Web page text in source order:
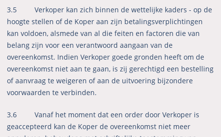
3.5 Verkoper kan zich binnen de wettelijke kaders - op de
hoogte stellen of de Koper aan zijn betalingsverplichtingen
kan voldoen, alsmede van al die feiten en factoren die van
belang zijn voor een verantwoord aangaan van de
overeenkomst. Indien Verkoper goede gronden heeft om de
overeenkomst niet aan te gaan, is zij gerechtigd een bestelling
of aanvraag te weigeren of aan de uitvoering bijzondere
voorwaarden te verbinden.
3.6 Vanaf het moment dat een order door Verkoper is
geaccepteerd kan de Koper de overeenkomst niet meer